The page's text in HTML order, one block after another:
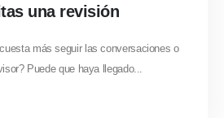
una revisión
más seguir las conversaciones o
Puede que haya llegado...